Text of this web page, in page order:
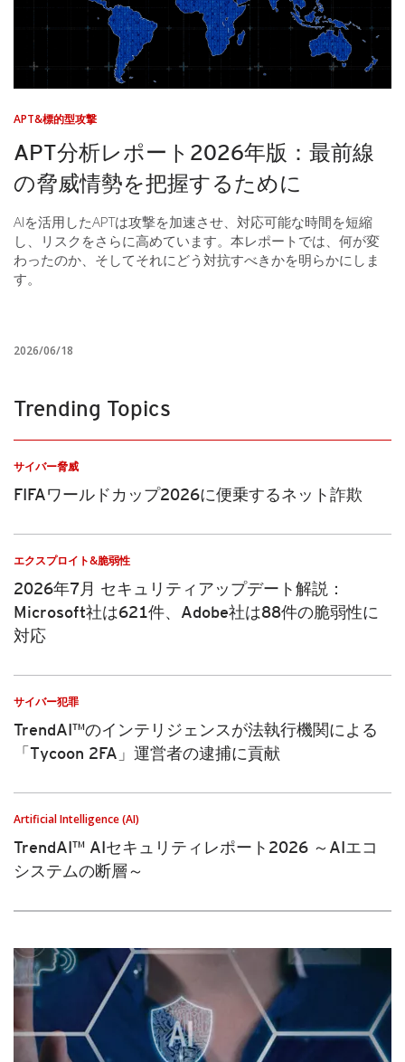
APT&標的型攻撃
APT分析レポート2026年版：最前線
の脅威情勢を把握するために
AIを活用したAPTは攻撃を加速させ、対応可能な時間を短縮
し、リスクをさらに高めています。本レポートでは、何が変
わったのか、そしてそれにどう対抗すべきかを明らかにしま
す。
2026/06/18
Trending Topics
サイバー脅威
FIFAワールドカップ2026に便乗するネット詐欺
エクスプロイト&脆弱性
2026年7月 セキュリティアップデート解説：
Microsoft社は621件、Adobe社は88件の脆弱性に
対応
サイバー犯罪
TrendAI™のインテリジェンスが法執行機関による
「Tycoon 2FA」運営者の逮捕に貢献
Artificial Intelligence (AI)
TrendAI™ AIセキュリティレポート2026 ～AIエコ
システムの断層～